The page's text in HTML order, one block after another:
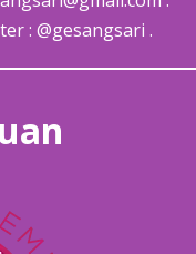
: @gesangsari .